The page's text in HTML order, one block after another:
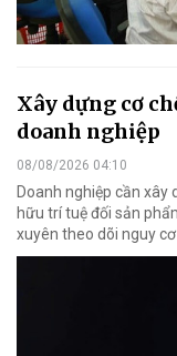
Xây dựng cơ
doanh nghiệp
08/08/2026 04:10
Doanh nghiệp cần
hữu trí tuệ đối sản
xuyên theo dõi nguy